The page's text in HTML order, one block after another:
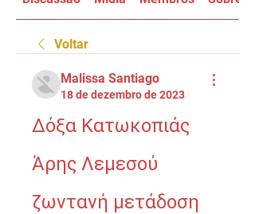
Voltar
Malissa Santiago
18 de dezembro de 2023
Δόξα Κατωκοπιάς
Άρης Λεμεσού
ζωντανή μετάδοση